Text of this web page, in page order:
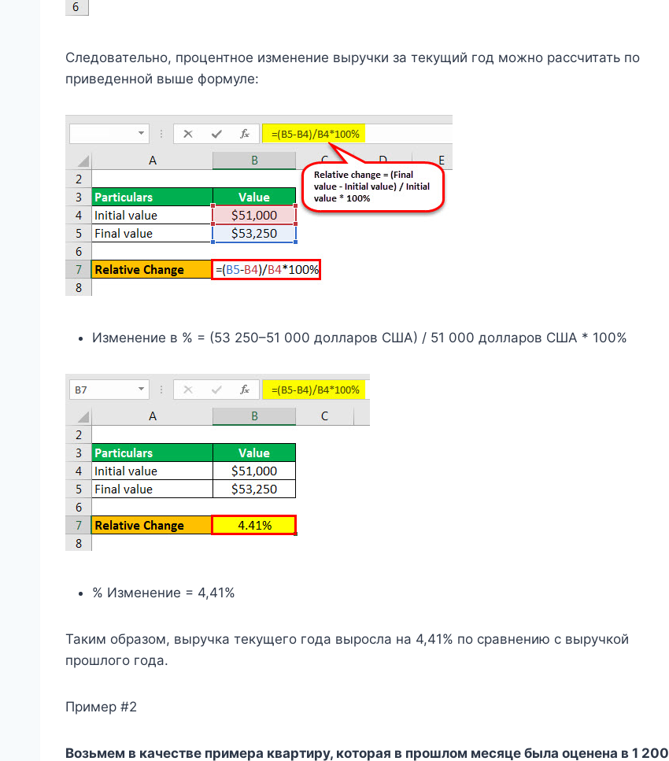
Следовательно, процентное изменение выручки за текущий год можно рассчитать по
приведенной выше формуле:
Изменение в % = (53 250–51 000 долларов США) / 51 000 долларов США * 100%
% Изменение = 4,41%
Таким образом, выручка текущего года выросла на 4,41% по сравнению с выручкой
прошлого года.
Пример #2
Возьмем в качестве примера квартиру, которая в прошлом месяце была оценена в 1 200